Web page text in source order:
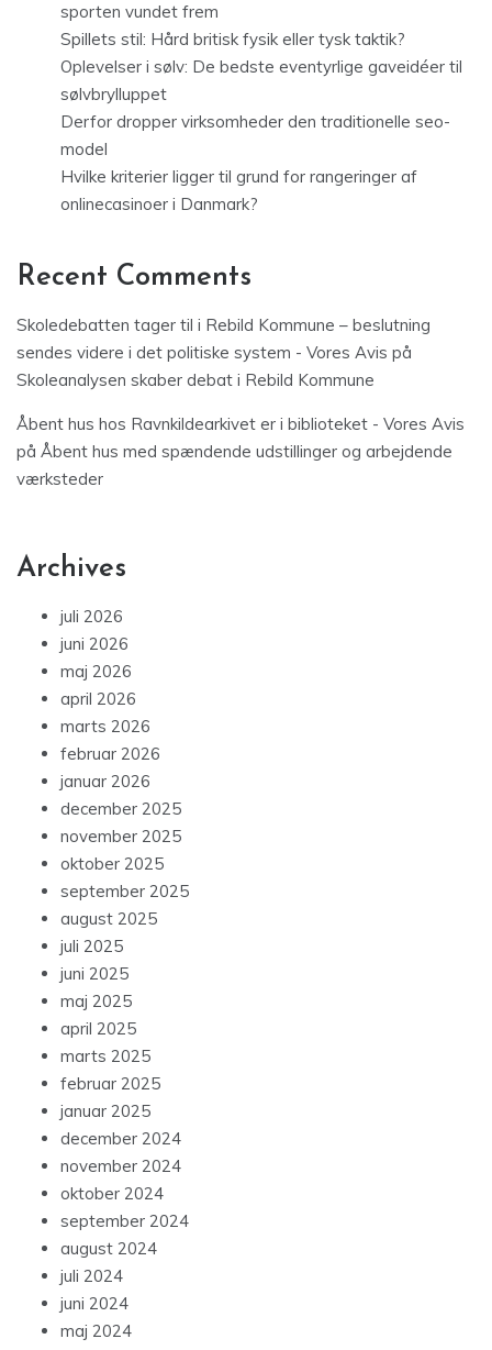
sporten vundet frem
Spillets stil: Hård britisk fysik eller tysk taktik?
Oplevelser i sølv: De bedste eventyrlige gaveidéer til
sølvbrylluppet
Derfor dropper virksomheder den traditionelle seo-
model
Hvilke kriterier ligger til grund for rangeringer af
onlinecasinoer i Danmark?
Recent Comments
Skoledebatten tager til i Rebild Kommune – beslutning
sendes videre i det politiske system - Vores Avis på
Skoleanalysen skaber debat i Rebild Kommune
Åbent hus hos Ravnkildearkivet er i biblioteket - Vores Avis
på Åbent hus med spændende udstillinger og arbejdende
værksteder
Archives
juli 2026
juni 2026
maj 2026
april 2026
marts 2026
februar 2026
januar 2026
december 2025
november 2025
oktober 2025
september 2025
august 2025
juli 2025
juni 2025
maj 2025
april 2025
marts 2025
februar 2025
januar 2025
december 2024
november 2024
oktober 2024
september 2024
august 2024
juli 2024
juni 2024
maj 2024